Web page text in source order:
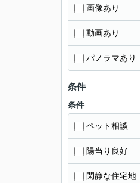
画像あり
動画あり
パノラマあり
条件
条件
ペット相談
陽当り良好
閑静な住宅地